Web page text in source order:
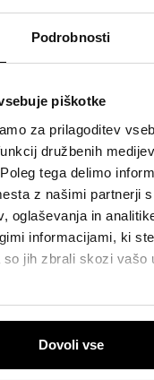
Podrobnosti
piškotke
za prilagoditev
družbenih
tega delimo
z našimi partnerji
oglaševanja in
informacijami, ki
so jih zbrali skozi vašo
Dovoli vse